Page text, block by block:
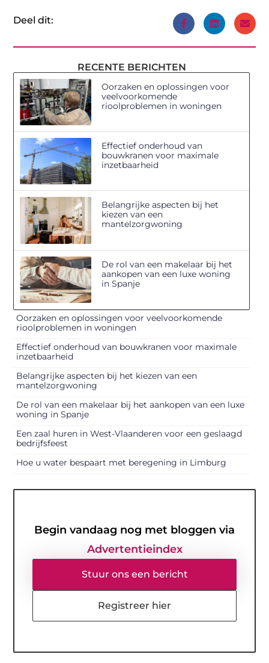
Deel dit:
RECENTE BERICHTEN
Oorzaken en oplossingen voor
veelvoorkomende
rioolproblemen in woningen
Effectief onderhoud van
bouwkranen voor maximale
inzetbaarheid
Belangrijke aspecten bij het
kiezen van een
mantelzorgwoning
De rol van een makelaar bij het
aankopen van een luxe woning
in Spanje
Oorzaken en oplossingen voor veelvoorkomende
rioolproblemen in woningen
Effectief onderhoud van bouwkranen voor maximale
inzetbaarheid
Belangrijke aspecten bij het kiezen van een
mantelzorgwoning
De rol van een makelaar bij het aankopen van een luxe
woning in Spanje
Een zaal huren in West-Vlaanderen voor een geslaagd
bedrijfsfeest
Hoe u water bespaart met beregening in Limburg
Begin vandaag nog met bloggen via
Advertentieindex
Stuur ons een bericht
Registreer hier